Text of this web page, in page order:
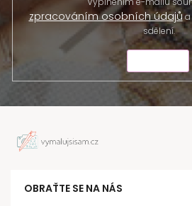
zpracováním osobních údajůa
sdělení.
OBRAŤTE SE NA NÁS